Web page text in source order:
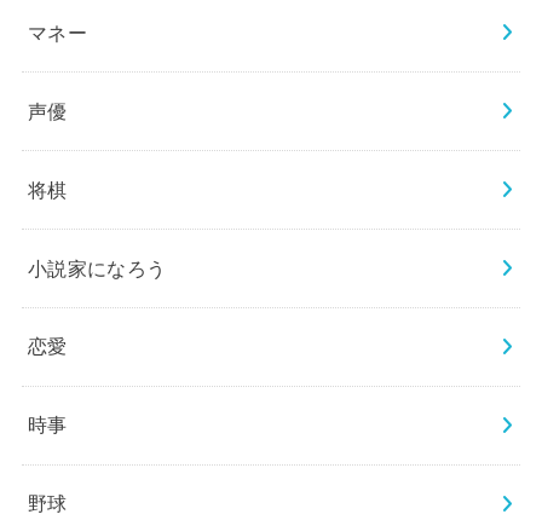
マネー
声優
将棋
小説家になろう
恋愛
時事
野球